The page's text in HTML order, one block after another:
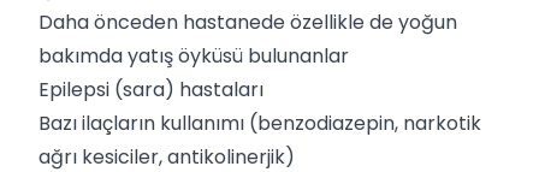
Daha önceden hastanede özellikle de yoğun
bakımda yatış öyküsü bulunanlar
Epilepsi (sara) hastaları
Bazı ilaçların kullanımı (benzodiazepin, narkotik
ağrı kesiciler, antikolinerjik)